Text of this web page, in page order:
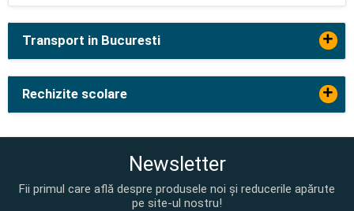
Transport in Bucuresti +
Rechizite scolare +
Newsletter
Fii primul care află despre produsele noi și reducerile apărute
pe site-ul nostru!